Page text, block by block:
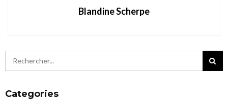
Blandine Scherpe
Categories